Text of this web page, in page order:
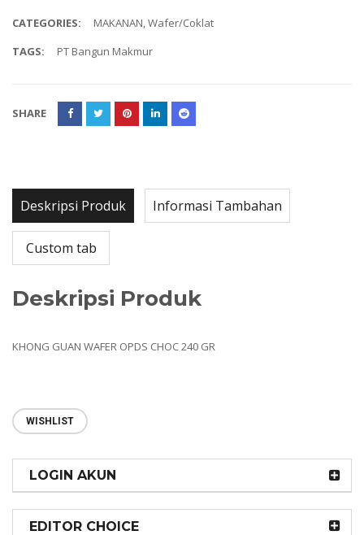
CATEGORIES: MAKANAN,Wafer/Coklat
TAGS:
PT Bangun Makmur
SHARE
Deskripsi Produk Informasi Tambahan
Custom tab
Deskripsi Produk
KHONG GUAN WAFER OPDS CHOC 240 GR
WISHLIST
LOGIN AKUN
EDITOR CHOICE